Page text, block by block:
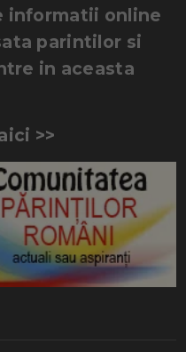
informatii online
parintilor si
in aceasta
>>